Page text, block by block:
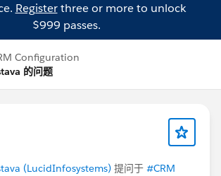
Registerthree or more to unlock
$999 passes.
Configuration
的问题
(LucidInfosystems) 提问于 #CRM